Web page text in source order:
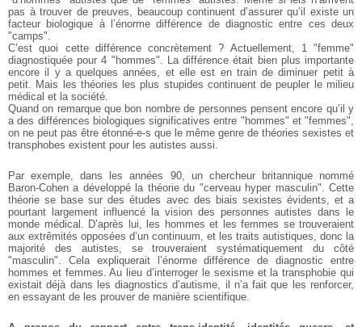
pas à trouver de preuves, beaucoup continuent d’assurer qu’il existe un
facteur biologique à l’énorme différence de diagnostic entre ces deux
"camps".
C’est quoi cette différence concrètement ? Actuellement, 1 "femme"
diagnostiquée pour 4 "hommes". La différence était bien plus importante
encore il y a quelques années, et elle est en train de diminuer petit à
petit. Mais les théories les plus stupides continuent de peupler le milieu
médical et la société.
Quand on remarque que bon nombre de personnes pensent encore qu’il y
a des différences biologiques significatives entre "hommes" et "femmes",
on ne peut pas être étonné-e-s que le même genre de théories sexistes et
transphobes existent pour les autistes aussi.
Par exemple, dans les années 90, un chercheur britannique nommé
Baron-Cohen a développé la théorie du "cerveau hyper masculin". Cette
théorie se base sur des études avec des biais sexistes évidents, et a
pourtant largement influencé la vision des personnes autistes dans le
monde médical. D’après lui, les hommes et les femmes se trouveraient
aux extrêmités opposées d’un continuum, et les traits autistiques, donc la
majorité des autistes, se trouveraient systématiquement du côté
"masculin". Cela expliquerait l’énorme différence de diagnostic entre
hommes et femmes. Au lieu d’interroger le sexisme et la transphobie qui
existait déjà dans les diagnostics d’autisme, il n’a fait que les renforcer,
en essayant de les prouver de manière scientifique.